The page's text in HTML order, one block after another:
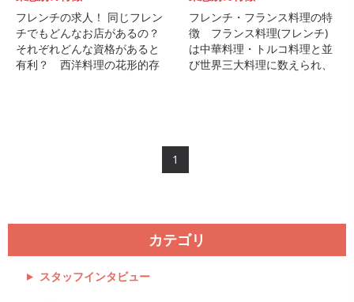
フレンチの求人！ 同じフレン
チでもどんなお店があるの？
それぞれどんな資格があると
有利？ 西洋料理の花形的存
フレンチ・フランス料理の特
徴 フランス料理(フレンチ)
は中華料理・トルコ料理と並
び世界三大料理に数えられ、
1
カテゴリ
スタッフインタビュー